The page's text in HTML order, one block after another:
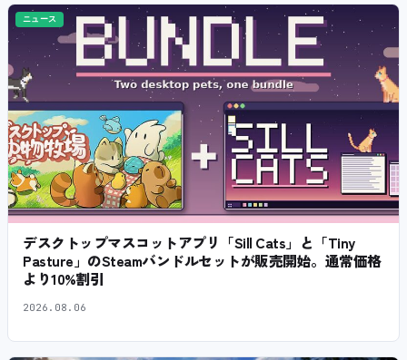
ニュース
デスクトップマスコットアプリ「Sill Cats」と「Tiny
Pasture」のSteamバンドルセットが販売開始。通常価格
より10%割引
2026.08.06